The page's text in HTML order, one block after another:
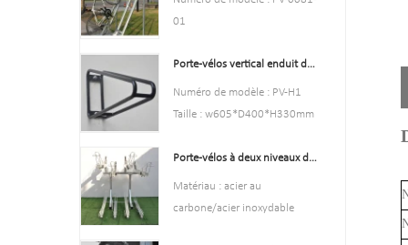
200,55*23,2*75 cm, ou
personnalisé.
Couleur: argent
qu'à l'extérieur
Finition : galvanisé à chaud
01
stockage de vélos
La couleur noire
Style : aussi bien à l'intérieur
Matière : acier au carbone
Porte-vélos vertical enduit de poudre noire durable
Numéro de modèle : PV-H1
Taille : w605*D400*H330mm
￠16*1,2 mm
Finition : Enduit de puissance
Poids net : 1,6 kg
Porte-vélos à deux niveaux de haute qualité, porte-vélos à deux étages
Matériau : acier au
carbone/acier inoxydable